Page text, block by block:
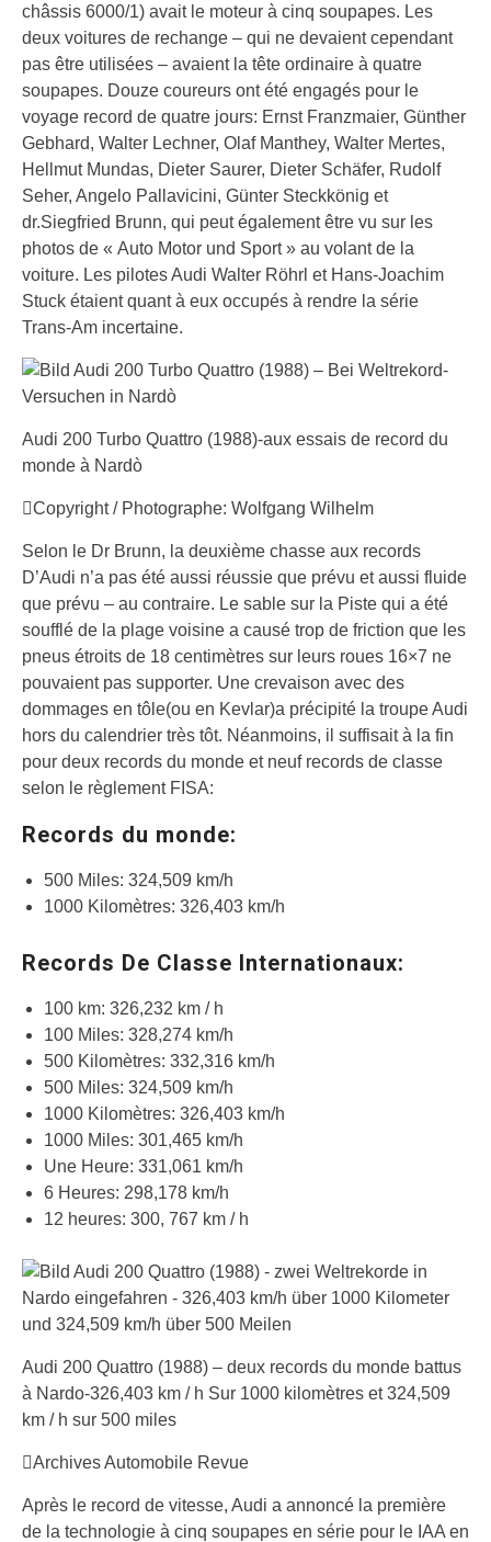
châssis 6000/1) avait le moteur à cinq soupapes. Les
deux voitures de rechange – qui ne devaient cependant
pas être utilisées – avaient la tête ordinaire à quatre
soupapes. Douze coureurs ont été engagés pour le
voyage record de quatre jours: Ernst Franzmaier, Günther
Gebhard, Walter Lechner, Olaf Manthey, Walter Mertes,
Hellmut Mundas, Dieter Saurer, Dieter Schäfer, Rudolf
Seher, Angelo Pallavicini, Günter Steckkönig et
dr.Siegfried Brunn, qui peut également être vu sur les
photos de « Auto Motor und Sport » au volant de la
voiture. Les pilotes Audi Walter Röhrl et Hans-Joachim
Stuck étaient quant à eux occupés à rendre la série
Trans-Am incertaine.
Audi 200 Turbo Quattro (1988)-aux essais de record du
monde à Nardò
Copyright / Photographe: Wolfgang Wilhelm
Selon le Dr Brunn, la deuxième chasse aux records
D’Audi n’a pas été aussi réussie que prévu et aussi fluide
que prévu – au contraire. Le sable sur la Piste qui a été
soufflé de la plage voisine a causé trop de friction que les
pneus étroits de 18 centimètres sur leurs roues 16×7 ne
pouvaient pas supporter. Une crevaison avec des
dommages en tôle(ou en Kevlar)a précipité la troupe Audi
hors du calendrier très tôt. Néanmoins, il suffisait à la fin
pour deux records du monde et neuf records de classe
selon le règlement FISA:
Records du monde:
500 Miles: 324,509 km/h
1000 Kilomètres: 326,403 km/h
Records De Classe Internationaux:
100 km: 326,232 km / h
100 Miles: 328,274 km/h
500 Kilomètres: 332,316 km/h
500 Miles: 324,509 km/h
1000 Kilomètres: 326,403 km/h
1000 Miles: 301,465 km/h
Une Heure: 331,061 km/h
6 Heures: 298,178 km/h
12 heures: 300, 767 km / h
Audi 200 Quattro (1988) – deux records du monde battus
à Nardo-326,403 km / h Sur 1000 kilomètres et 324,509
km / h sur 500 miles
Archives Automobile Revue
Après le record de vitesse, Audi a annoncé la première
de la technologie à cinq soupapes en série pour le IAA en